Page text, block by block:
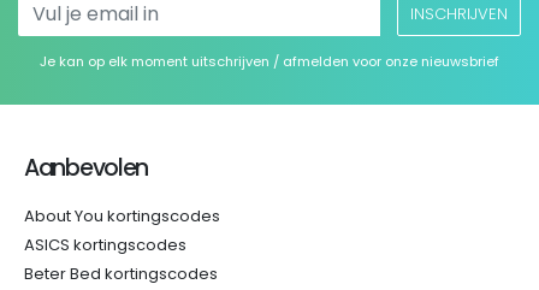
INSCHRIJVEN
Je kan op elk moment uitschrijven / afmelden voor onze nieuwsbrief
Aanbevolen
About You kortingscodes
ASICS kortingscodes
Beter Bed kortingscodes